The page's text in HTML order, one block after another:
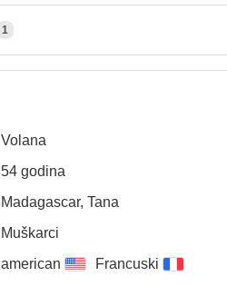
1
Volana
54 godina
Madagascar, Tana
Muškarci
american Francuski